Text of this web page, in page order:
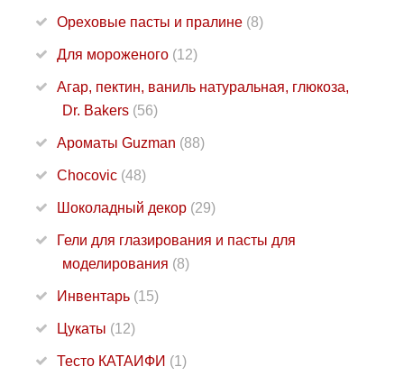
Ореховые пасты и пралине (8)
Для мороженого (12)
Агар, пектин, ваниль натуральная, глюкоза,
Dr. Bakers (56)
Ароматы Guzman (88)
Chocovic (48)
Шоколадный декор (29)
Гели для глазирования и пасты для
моделирования (8)
Инвентарь (15)
Цукаты (12)
Тесто КАТАИФИ (1)